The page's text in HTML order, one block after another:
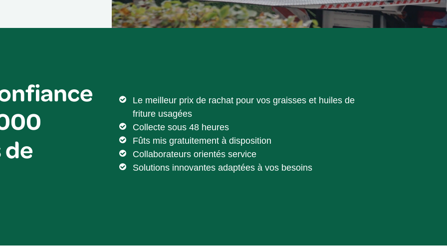
Le meilleur prix de rachat pour vos graisses et huiles de
friture usagées
Collecte sous 48 heures
Fûts mis gratuitement à disposition
Collaborateurs orientés service
Solutions innovantes adaptées à vos besoins